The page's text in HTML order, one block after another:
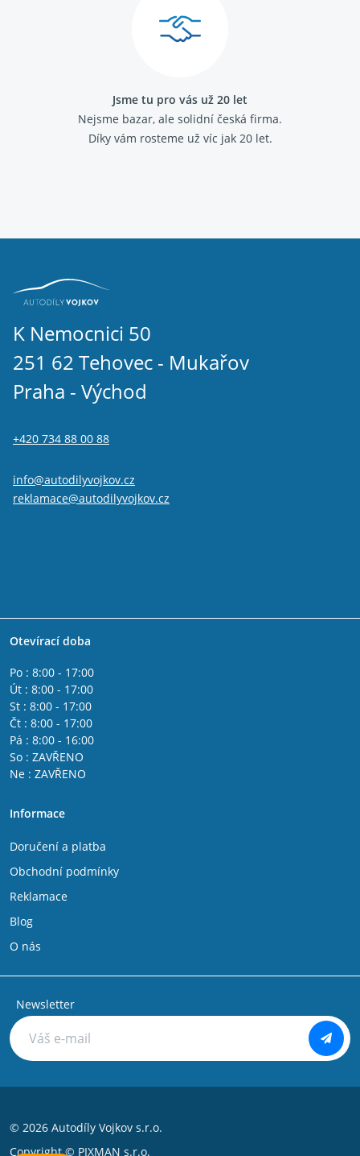
Jsme tu pro vás už 20 let
Nejsme bazar, ale solidní česká firma.
Díky vám rosteme už víc jak 20 let.
K Nemocnici 50
251 62 Tehovec - Mukařov
Praha - Východ
+420 734 88 00 88
info@autodilyvojkov.cz
reklamace@autodilyvojkov.cz
Otevírací doba
Po : 8:00 - 17:00
Út : 8:00 - 17:00
St : 8:00 - 17:00
Čt : 8:00 - 17:00
Pá : 8:00 - 16:00
So : ZAVŘENO
Ne : ZAVŘENO
Informace
Doručení a platba
Obchodní podmínky
Reklamace
Blog
O nás
Newsletter
© 2026 Autodíly Vojkov s.r.o.
Copyright © PIXMAN s.r.o.